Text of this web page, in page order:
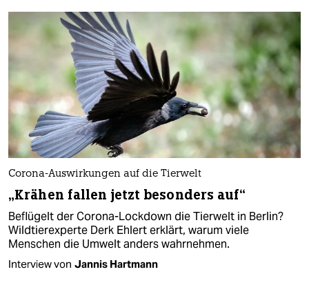
Corona-Auswirkungen auf die Tierwelt
„Krähen fallen jetzt besonders auf“
Beflügelt der Corona-Lockdown die Tierwelt in Berlin?
Wildtierexperte Derk Ehlert erklärt, warum viele
Menschen die Umwelt anders wahrnehmen.
Interview von Jannis Hartmann